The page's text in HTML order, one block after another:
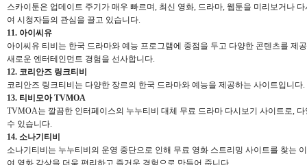
스카이툰은 업데이트 주기가 매우 빠르며, 최신 영화, 드라마, 웹툰을 미리보거나
여 시청자들의 관심을 끌고 있습니다.
11. 아이씨유
아이씨유 티비는 한국 드라마와 예능 프로그램에 중점을 두고 다양한 콘텐츠를
새로운 엔터테인먼트 경험을 선사합니다.
12. 코리안즈 링크티비
코리안즈 링크티비는 다양한 장르의 한국 드라마와 예능을 제공하는 사이트입니
13. 티비모아 TVMOA
TVMOA는 깔끔한 인터페이스의 누누티비 대체 무료 드라마 다시보기 사이트로,
수 있습니다.
14. 소나기티비
소나기티비는 누누티비의 운영 중단으로 인해 무료 영화 스트리밍 사이트를 찾는